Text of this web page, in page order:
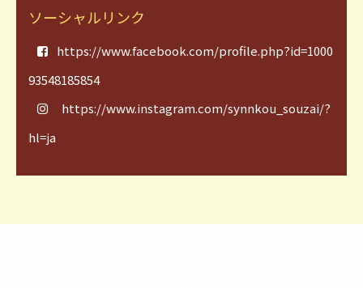
ソーシャルリンク
https://www.facebook.com/profile.php?id=1000
93548185854
https://www.instagram.com/synnkou_souzai/?
hl=ja